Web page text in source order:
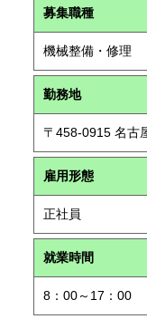
募集職種
機械整備・修理
勤務地
〒458-0915 名古
雇用形態
正社員
就業時間
8：00～17：00